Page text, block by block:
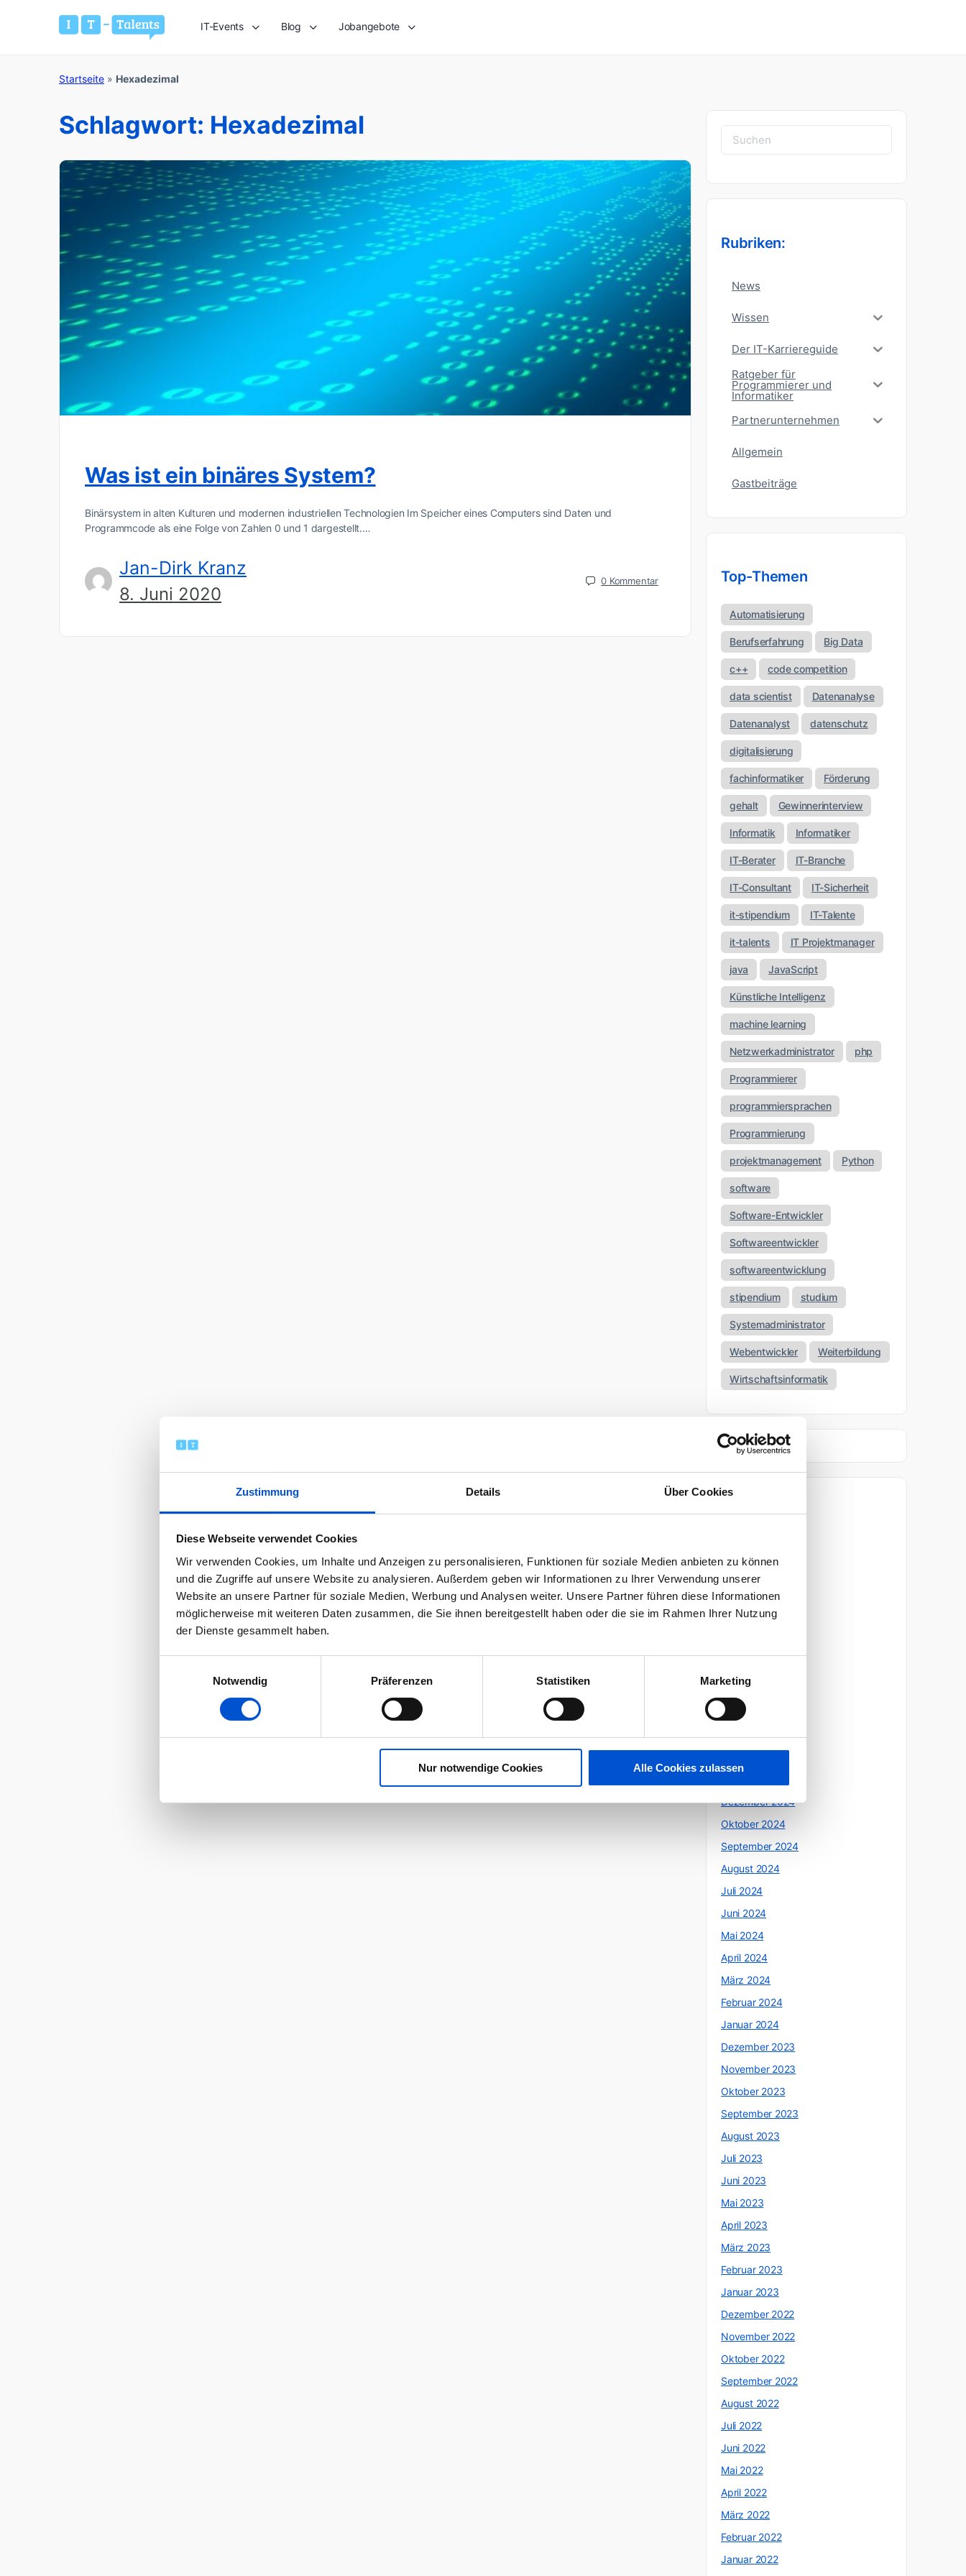
Zustimmung Details Über Cookies
Diese Webseite verwendet Cookies
Wir verwenden Cookies, um Inhalte und Anzeigen zu personalisieren, Funktionen für soziale Medien anbieten zu können
und die Zugriffe auf unsere Website zu analysieren. Außerdem geben wir Informationen zu Ihrer Verwendung unserer
Website an unsere Partner für soziale Medien, Werbung und Analysen weiter. Unsere Partner führen diese Informationen
möglicherweise mit weiteren Daten zusammen, die Sie ihnen bereitgestellt haben oder die sie im Rahmen Ihrer Nutzung
der Dienste gesammelt haben.
Notwendig
Präferenzen Statistiken Marketing
Nur notwendige Cookies Alle Cookies zulassen
IT-Events Blog Jobangebote
Startseite » Hexadezimal
Schlagwort: Hexadezimal
Was ist ein binäres System?
Binärsystem in alten Kulturen und modernen industriellen Technologien Im Speicher eines Computers sind Daten und
Programmcode als eine Folge von Zahlen 0 und 1 dargestellt.…
Jan-Dirk Kranz
8. Juni 2020
0 Kommentar
Suchen
nach:
Rubriken:
News
Wissen
Der IT-Karriereguide
Ratgeber für
Programmierer und
Informatiker
Partnerunternehmen
Allgemein
Gastbeiträge
Top-Themen
Automatisierung
Berufserfahrung Big Data
c++ code competition
data scientist Datenanalyse
Datenanalyst datenschutz
digitalisierung
fachinformatiker Förderung
gehalt Gewinnerinterview
Informatik Informatiker
IT-Berater IT-Branche
IT-Consultant IT-Sicherheit
it-stipendium IT-Talente
it-talents IT Projektmanager
java JavaScript
Künstliche Intelligenz
machine learning
Netzwerkadministrator php
Programmierer
programmiersprachen
Programmierung
projektmanagement Python
software
Software-Entwickler
Softwareentwickler
softwareentwicklung
stipendium studium
Systemadministrator
Webentwickler Weiterbildung
Wirtschaftsinformatik
April 2026
März 2026
November 2025
Oktober 2025
Mai 2025
April 2025
März 2025
Dezember 2024
Oktober 2024
September 2024
August 2024
Juli 2024
Juni 2024
Mai 2024
April 2024
März 2024
Februar 2024
Januar 2024
Dezember 2023
November 2023
Oktober 2023
September 2023
August 2023
Juli 2023
Juni 2023
Mai 2023
April 2023
März 2023
Februar 2023
Januar 2023
Dezember 2022
November 2022
Oktober 2022
September 2022
August 2022
Juli 2022
Juni 2022
Mai 2022
April 2022
März 2022
Februar 2022
Januar 2022